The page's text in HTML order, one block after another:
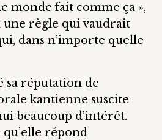
monde fait comme ça »,
une règle qui vaudrait
dans n’importe quelle
sa réputation de
kantienne suscite
beaucoup d’intérêt.
répond